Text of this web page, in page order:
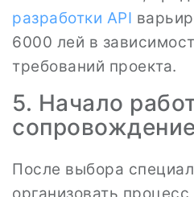
разработки API
6000 лей в
требований проекта.
5. Начало
После выбора